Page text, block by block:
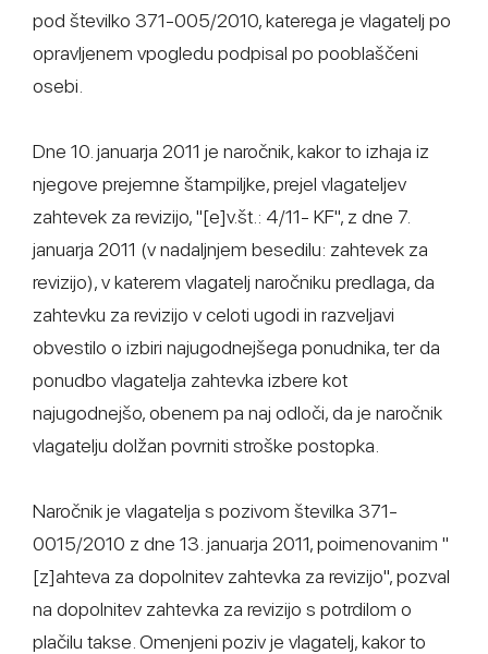
pod številko 371-005/2010, katerega je vlagatelj po
opravljenem vpogledu podpisal po pooblaščeni
osebi.
Dne 10. januarja 2011 je naročnik, kakor to izhaja iz
njegove prejemne štampiljke, prejel vlagateljev
zahtevek za revizijo, "[e]v.št.: 4/11- KF", z dne 7.
januarja 2011 (v nadaljnjem besedilu: zahtevek za
revizijo), v katerem vlagatelj naročniku predlaga, da
zahtevku za revizijo v celoti ugodi in razveljavi
obvestilo o izbiri najugodnejšega ponudnika, ter da
ponudbo vlagatelja zahtevka izbere kot
najugodnejšo, obenem pa naj odloči, da je naročnik
vlagatelju dolžan povrniti stroške postopka.
Naročnik je vlagatelja s pozivom številka 371-
0015/2010 z dne 13. januarja 2011, poimenovanim "
[z]ahteva za dopolnitev zahtevka za revizijo", pozval
na dopolnitev zahtevka za revizijo s potrdilom o
plačilu takse. Omenjeni poziv je vlagatelj, kakor to